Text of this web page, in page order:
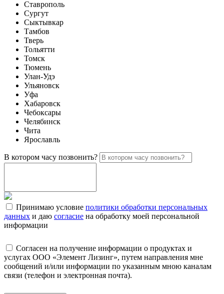
Ставрополь
Сургут
Сыктывкар
Тамбов
Тверь
Тольятти
Томск
Тюмень
Улан-Удэ
Ульяновск
Уфа
Хабаровск
Чебоксары
Челябинск
Чита
Ярославль
В котором часу позвонить?
Принимаю условие политики обработки персональных
данных и даю согласие на обработку моей персональной
информации
Согласен на получение информации о продуктах и
услугах ООО «Элемент Лизинг», путем направления мне
сообщений и/или информации по указанным мною каналам
связи (телефон и электронная почта).